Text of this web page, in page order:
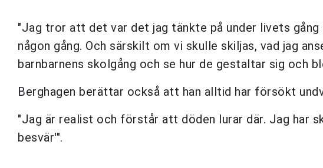
"Jag tror att det var det jag tänkte på under livets
någon gång. Och särskilt om vi skulle skiljas, vad jag
barnbarnens skolgång och se hur de gestaltar sig och
Berghagen berättar också att han alltid har försökt
"Jag är realist och förstår att döden lurar där. Jag har
besvär'".